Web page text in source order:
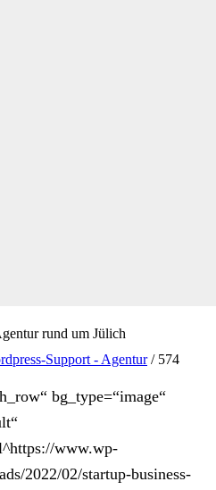
rund um Jülich
Support - Agentur / 574
bg_type=“image“
www.wp-
2022/02/startup-business-